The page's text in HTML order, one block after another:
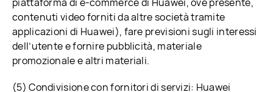
contenuti video forniti da altre società tramite
applicazioni di Huawei), fare previsioni sugli interessi
dell’utente e fornire pubblicità, materiale
promozionale e altri materiali.
(5) Condivisione con fornitori di servizi: Huawei